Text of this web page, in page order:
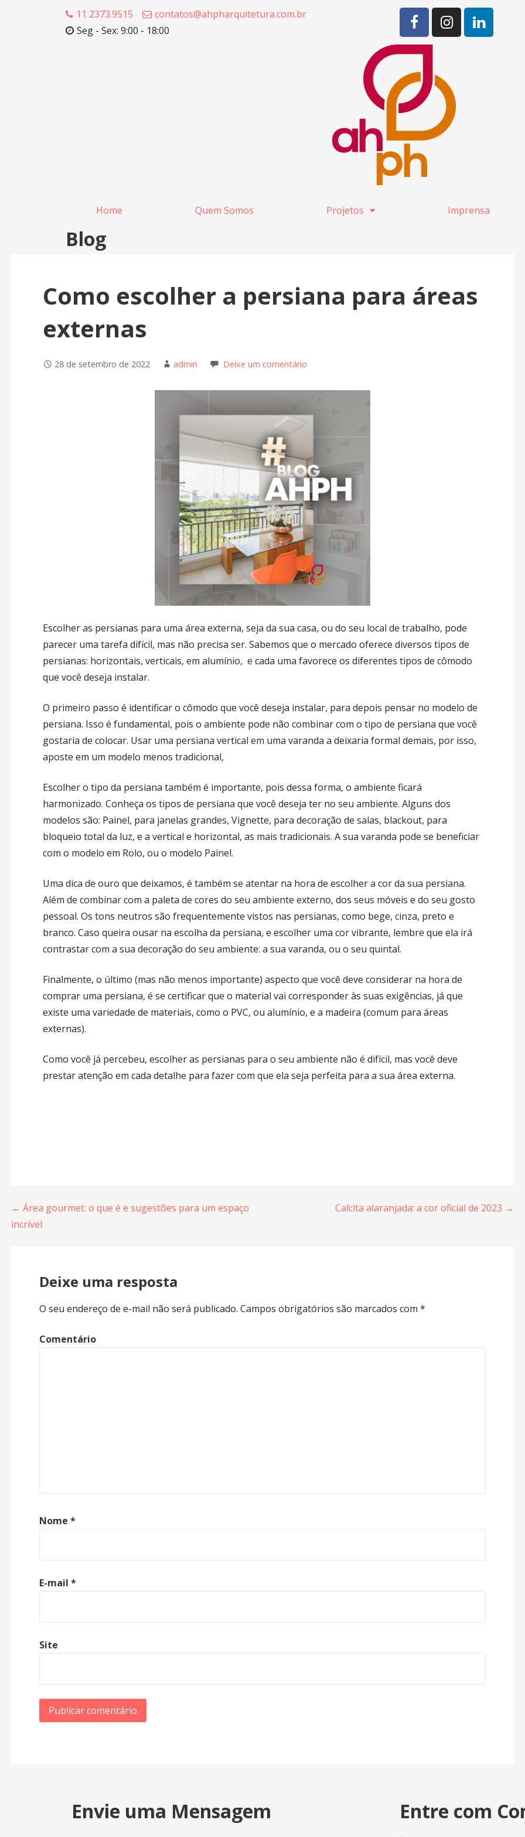
11 2373.9515
contatos@ahpharquitetura.com.br
Seg - Sex: 9:00 - 18:00
Home Quem Somos Projetos Imprensa
Blog
Como escolher a persiana para áreas
externas
28 de setembro de 2022 admin Deixe um comentário
Escolher as persianas para uma área externa, seja da sua casa, ou do seu local de trabalho, pode
parecer uma tarefa difícil, mas não precisa ser. Sabemos que o mercado oferece diversos tipos de
persianas: horizontais, verticais, em alumínio, e cada uma favorece os diferentes tipos de cômodo
que você deseja instalar.
O primeiro passo é identificar o cômodo que você deseja instalar, para depois pensar no modelo de
persiana. Isso é fundamental, pois o ambiente pode não combinar com o tipo de persiana que você
gostaria de colocar. Usar uma persiana vertical em uma varanda a deixaria formal demais, por isso,
aposte em um modelo menos tradicional,
Escolher o tipo da persiana também é importante, pois dessa forma, o ambiente ficará
harmonizado. Conheça os tipos de persiana que você deseja ter no seu ambiente. Alguns dos
modelos são: Painel, para janelas grandes, Vignette, para decoração de salas, blackout, para
bloqueio total da luz, e a vertical e horizontal, as mais tradicionais. A sua varanda pode se beneficiar
com o modelo em Rolo, ou o modelo Painel.
Uma dica de ouro que deixamos, é também se atentar na hora de escolher a cor da sua persiana.
Além de combinar com a paleta de cores do seu ambiente externo, dos seus móveis e do seu gosto
pessoal. Os tons neutros são frequentemente vistos nas persianas, como bege, cinza, preto e
branco. Caso queira ousar na escolha da persiana, e escolher uma cor vibrante, lembre que ela irá
contrastar com a sua decoração do seu ambiente: a sua varanda, ou o seu quintal.
Finalmente, o último (mas não menos importante) aspecto que você deve considerar na hora de
comprar uma persiana, é se certificar que o material vai corresponder às suas exigências, já que
existe uma variedade de materiais, como o PVC, ou alumínio, e a madeira (comum para áreas
externas).
Como você já percebeu, escolher as persianas para o seu ambiente não é difícil, mas você deve
prestar atenção em cada detalhe para fazer com que ela seja perfeita para a sua área externa.
← Área gourmet: o que é e sugestões para um espaço
incrível
Calcita alaranjada: a cor oficial de 2023 →
Deixe uma resposta
O seu endereço de e-mail não será publicado. Campos obrigatórios são marcados com *
Comentário
Nome *
E-mail *
Site
Envie uma Mensagem Entre com